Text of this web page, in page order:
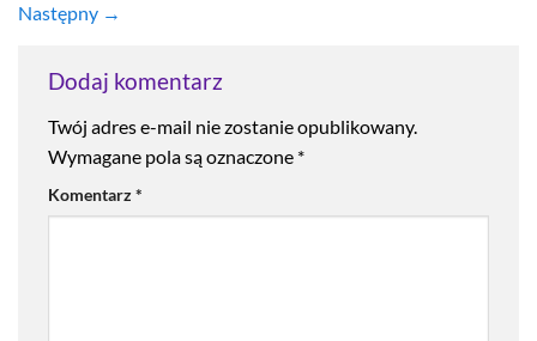
Następny →
Dodaj komentarz
Twój adres e-mail nie zostanie opublikowany.
Wymagane pola są oznaczone *
Komentarz*